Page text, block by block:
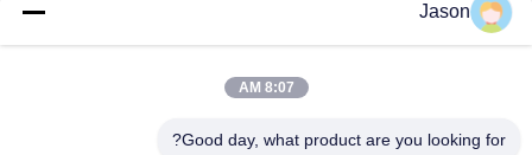
الآلية PLC المختلطة الجافة
الجاف
Jason
8:07 AM
Good day, what product are you looking for?